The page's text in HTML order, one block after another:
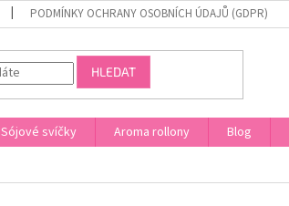
PODMÍNKY OCHRANY OSOBNÍCH ÚDAJŮ (GDPR)
HLEDAT
Sójové svíčky Aroma rollony Blog